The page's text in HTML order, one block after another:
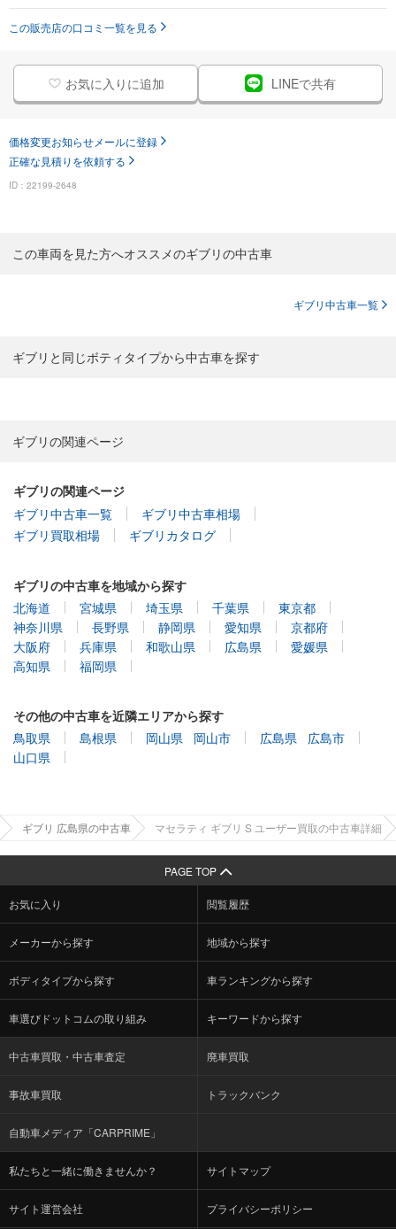
この販売店の口コミ一覧を見る
お気に入りに追加 LINEで共有
価格変更お知らせメールに登録
正確な見積りを依頼する
ID：22199-2648
この車両を見た方へオススメのギブリの中古車
ギブリ中古車一覧
ギブリと同じボティタイプから中古車を探す
ギブリの関連ページ
ギブリの関連ページ
ギブリ中古車一覧
ギブリ中古車相場
ギブリ買取相場
ギブリカタログ
ギブリの中古車を地域から探す
北海道
宮城県 埼玉県 千葉県
東京都
神奈川県
長野県 静岡県 愛知県
京都府
大阪府
兵庫県 和歌山県 広島県
愛媛県
高知県
福岡県
その他の中古車を近隣エリアから探す
鳥取県
島根県 岡山県 岡山市 広島県
広島市
山口県
ギブリ 広島県の中古車 マセラティ ギブリ S ユーザー買取の中古車詳細
PAGE TOP
お気に入り 閲覧履歴
メーカーから探す 地域から探す
ボディタイプから探す 車ランキングから探す
車選びドットコムの取り組み キーワードから探す
中古車買取・中古車査定 廃車買取
事故車買取 トラックバンク
自動車メディア「CARPRIME」
私たちと一緒に働きませんか？ サイトマップ
サイト運営会社 プライバシーポリシー